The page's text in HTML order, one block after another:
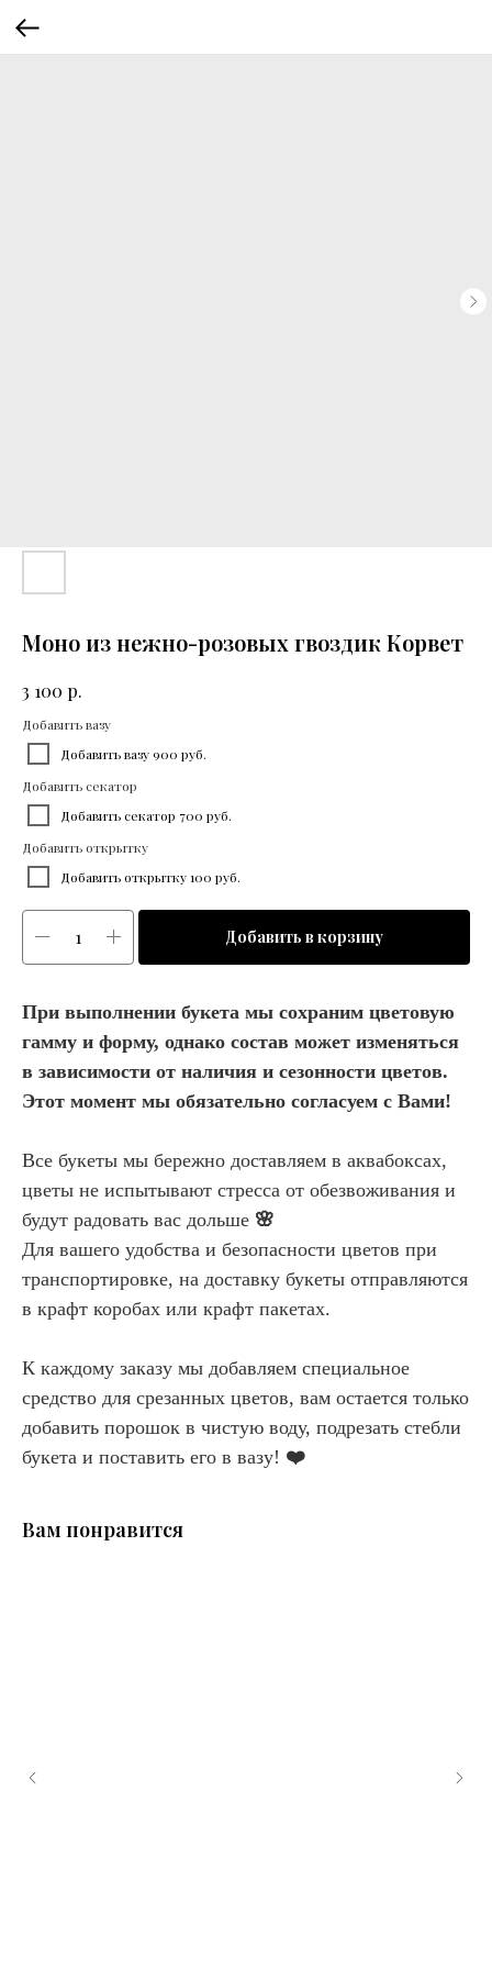
Моно из нежно-розовых гвоздик Корвет
3 100 р.
Добавить вазу
Добавить вазу 900 руб.
Добавить секатор
Добавить секатор 700 руб.
Добавить открытку
Добавить открытку 100 руб.
Добавить в корзину
При выполнении букета мы сохраним цветовую
гамму и форму, однако состав может изменяться
в зависимости от наличия и сезонности цветов.
Этот момент мы обязательно согласуем с Вами!
Все букеты мы бережно доставляем в аквабоксах,
цветы не испытывают стресса от обезвоживания и
будут радовать вас дольше 🌸
Для вашего удобства и безопасности цветов при
транспортировке, на доставку букеты отправляются
в крафт коробах или крафт пакетах.
К каждому заказу мы добавляем специальное
средство для срезанных цветов, вам остается только
добавить порошок в чистую воду, подрезать стебли
букета и поставить его в вазу! ❤️
Вам понравится